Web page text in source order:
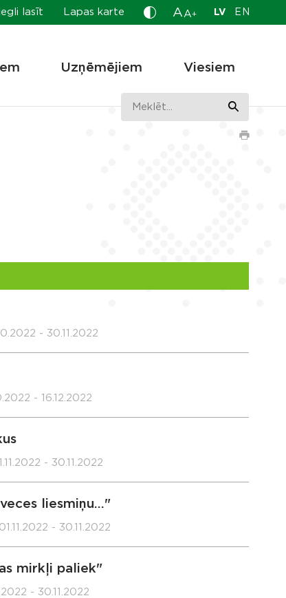
lasīt Lapas karte A A+ LV EN
Uzņēmējiem Viesiem
- 30.11.2022
- 16.12.2022
- 30.11.2022
liesmiņu..."
01.11.2022 - 30.11.2022
mirkļi paliek"
- 30.11.2022